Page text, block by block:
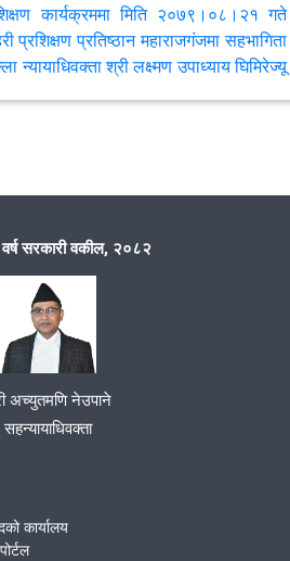
कार्यक्रममा मिति २०७९।०८।२१ गते
प्रशिक्षण प्रतिष्ठान महाराजगंजमा सहभागिता
श्री लक्ष्मण उपाध्याय घिमिरेज्यू
न्यायाधिवक्ता श्री लक्ष्मण उपाध्याय घिमिरेज्यू
न्यायीक दृष्टिकोण र सरकारी वकीलको
सम्बन्धी विषयमा छलफल तथा अन्तरक्रिया गर्ने
२०७९-०९-०१ गते समुदायमा सरकारी वकील
टंगाल मा.वि. टंगाल, काठमाडौैमा
वर्ष सरकारी वकील, २०८२
अच्युतमणि नेउपाने
सहन्यायाधिवक्ता
कार्यालय